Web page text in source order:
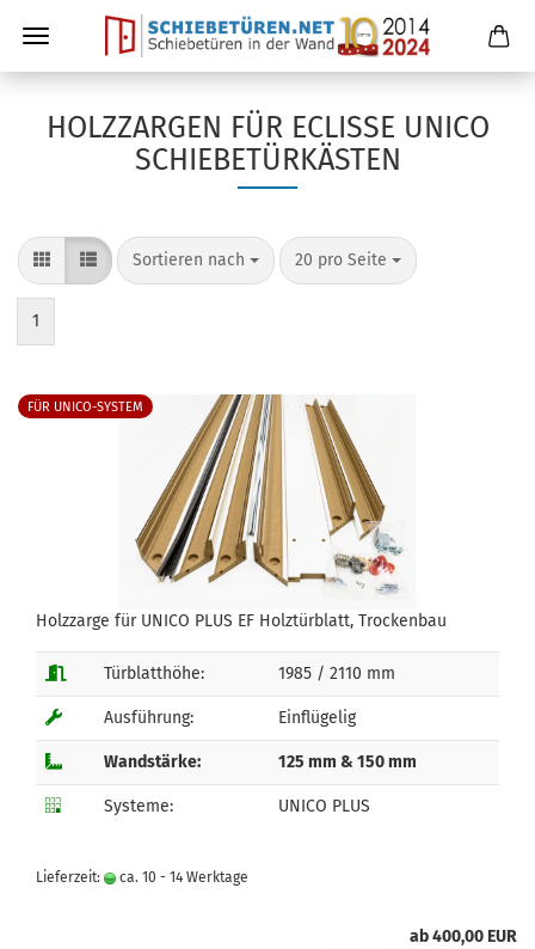
HOLZZARGEN FÜR ECLISSE UNICO
SCHIEBETÜRKÄSTEN
Sortieren nach 20 pro Seite
1
FÜR UNICO-SYSTEM
Holzzarge für UNICO PLUS EF Holztürblatt, Trockenbau
Türblatthöhe: 1985 / 2110 mm
Ausführung: Einflügelig
Wandstärke: 125 mm & 150 mm
Systeme: UNICO PLUS
Lieferzeit: ca. 10 - 14 Werktage
ab 400,00 EUR